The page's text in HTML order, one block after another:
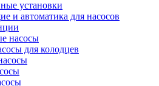
установки
и автоматика для насосов
насосы
для колодцев